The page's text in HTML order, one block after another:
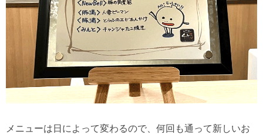
メニューは日によって変わるので、何回も通って新しいお